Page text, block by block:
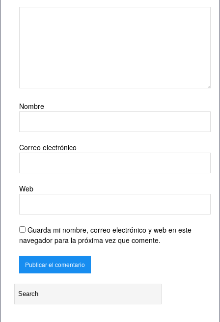
Nombre
Correo electrónico
Web
Guarda mi nombre, correo electrónico y web en este
navegador para la próxima vez que comente.